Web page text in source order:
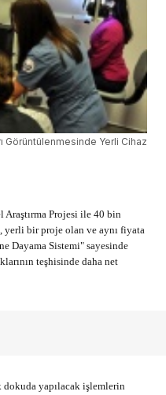
Görüntülenmesinde Yerli Cihaz
Projesi ile 40 bin
yerli bir proje olan ve aynı fiyata
Dayama Sistemi" sayesinde
teşhisinde daha net
dokuda yapılacak işlemlerin